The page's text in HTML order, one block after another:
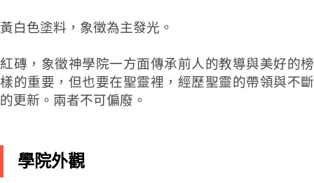
黃白色塗料，象徵為主發光。
紅磚，象徵神學院一方面傳承前人的教導與美好的榜
樣的重要，但也要在聖靈裡，經歷聖靈的帶領與不斷
的更新。兩者不可偏廢。
學院外觀